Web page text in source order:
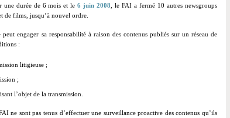
une durée de 6 mois et le6 juin 2008
, le FAI a fermé 10 autres newsgroups
de films , jusqu’à nouvel ordre.
engager sa responsabilité à raison des contenus publiés sur un réseau de
:
litigieuse ;
;
l’objet de la transmission.
ne sont pas tenus d’effectuer une surveillance proactive des contenus qu’ils